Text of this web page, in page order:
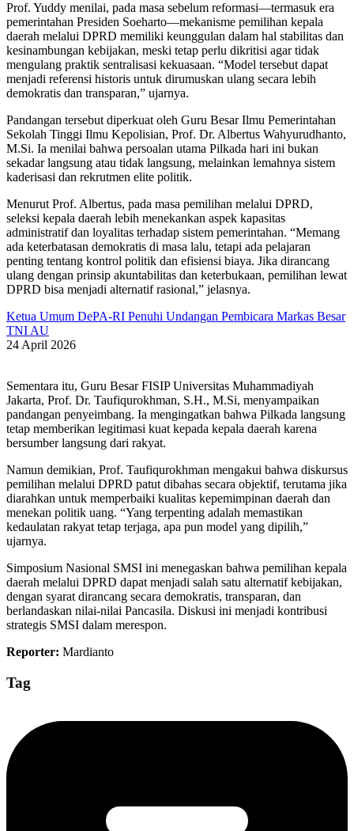
Prof. Yuddy menilai, pada masa sebelum reformasi—termasuk era
pemerintahan Presiden Soeharto—mekanisme pemilihan kepala
daerah melalui DPRD memiliki keunggulan dalam hal stabilitas dan
kesinambungan kebijakan, meski tetap perlu dikritisi agar tidak
mengulang praktik sentralisasi kekuasaan. “Model tersebut dapat
menjadi referensi historis untuk dirumuskan ulang secara lebih
demokratis dan transparan,” ujarnya.
Pandangan tersebut diperkuat oleh Guru Besar Ilmu Pemerintahan
Sekolah Tinggi Ilmu Kepolisian, Prof. Dr. Albertus Wahyurudhanto,
M.Si. Ia menilai bahwa persoalan utama Pilkada hari ini bukan
sekadar langsung atau tidak langsung, melainkan lemahnya sistem
kaderisasi dan rekrutmen elite politik.
Menurut Prof. Albertus, pada masa pemilihan melalui DPRD,
seleksi kepala daerah lebih menekankan aspek kapasitas
administratif dan loyalitas terhadap sistem pemerintahan. “Memang
ada keterbatasan demokratis di masa lalu, tetapi ada pelajaran
penting tentang kontrol politik dan efisiensi biaya. Jika dirancang
ulang dengan prinsip akuntabilitas dan keterbukaan, pemilihan lewat
DPRD bisa menjadi alternatif rasional,” jelasnya.
Ketua Umum DePA-RI Penuhi Undangan Pembicara Markas Besar
TNI AU
24 April 2026
Sementara itu, Guru Besar FISIP Universitas Muhammadiyah
Jakarta, Prof. Dr. Taufiqurokhman, S.H., M.Si, menyampaikan
pandangan penyeimbang. Ia mengingatkan bahwa Pilkada langsung
tetap memberikan legitimasi kuat kepada kepala daerah karena
bersumber langsung dari rakyat.
Namun demikian, Prof. Taufiqurokhman mengakui bahwa diskursus
pemilihan melalui DPRD patut dibahas secara objektif, terutama jika
diarahkan untuk memperbaiki kualitas kepemimpinan daerah dan
menekan politik uang. “Yang terpenting adalah memastikan
kedaulatan rakyat tetap terjaga, apa pun model yang dipilih,”
ujarnya.
Simposium Nasional SMSI ini menegaskan bahwa pemilihan kepala
daerah melalui DPRD dapat menjadi salah satu alternatif kebijakan,
dengan syarat dirancang secara demokratis, transparan, dan
berlandaskan nilai-nilai Pancasila. Diskusi ini menjadi kontribusi
strategis SMSI dalam merespon.
Reporter: Mardianto
Tag